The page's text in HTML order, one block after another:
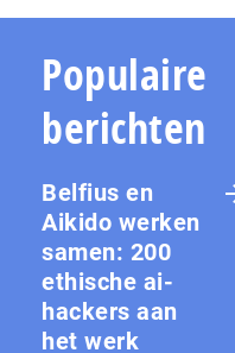
Populaire
berichten
Belfius en
Aikido werken
samen: 200
ethische ai-
hackers aan
het werk